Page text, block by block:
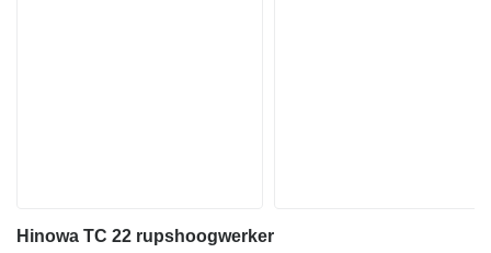
Hinowa TC 22 rupshoogwerker